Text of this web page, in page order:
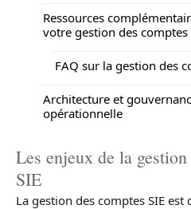
Ressources
votre gestion des comptes
FAQ sur la gestion des
Architecture et
opérationnelle
Les enjeux de la
SIE
La gestion des comptes SIE